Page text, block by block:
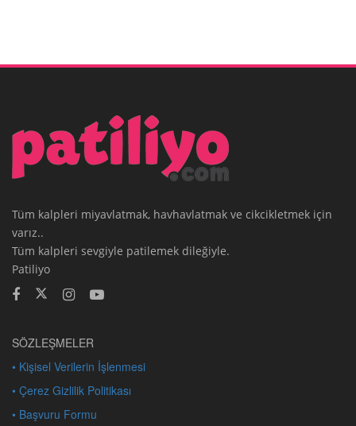
Tüm kalpleri miyavlatmak, havhavlatmak ve cikcikletmek için
varız..
Tüm kalpleri sevgiyle patilemek dileğiyle.
Patiliyo
SÖZLEŞMELER
• Kişisel Verilerin İşlenmesi
• Çerez Gizlilik Politikası
• Başvuru Formu